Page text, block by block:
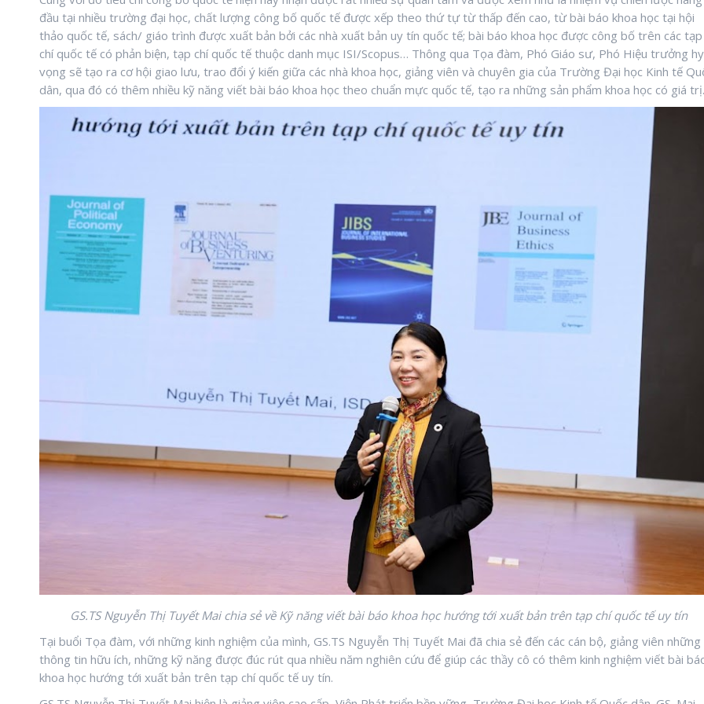
đầu tại nhiều trường đại học, chất lượng công bố quốc tế được xếp theo thứ tự từ thấp đến cao, từ bài báo khoa học tại hội
thảo quốc tế, sách/ giáo trình được xuất bản bởi các nhà xuất bản uy tín quốc tế; bài báo khoa học được công bố trên các tạp
chí quốc tế có phản biện, tạp chí quốc tế thuộc danh mục ISI/Scopus… Thông qua Tọa đàm, Phó Giáo sư, Phó Hiệu trưởng hy
vọng sẽ tạo ra cơ hội giao lưu, trao đổi ý kiến giữa các nhà khoa học, giảng viên và chuyên gia của Trường Đại học Kinh tế
dân, qua đó có thêm nhiều kỹ năng viết bài báo khoa học theo chuẩn mực quốc tế, tạo ra những sản phẩm khoa học có giá trị.
GS.TS Nguyễn Thị Tuyết Mai chia sẻ về Kỹ năng viết bài báo khoa học hướng tới xuất bản trên tạp chí quốc tế uy tín
Tại buổi Tọa đàm, với những kinh nghiệm của mình, GS.TS Nguyễn Thị Tuyết Mai đã chia sẻ đến các cán bộ, giảng viên những
thông tin hữu ích, những kỹ năng được đúc rút qua nhiều năm nghiên cứu để giúp các thầy cô có thêm kinh nghiệm viết bài
khoa học hướng tới xuất bản trên tạp chí quốc tế uy tín.